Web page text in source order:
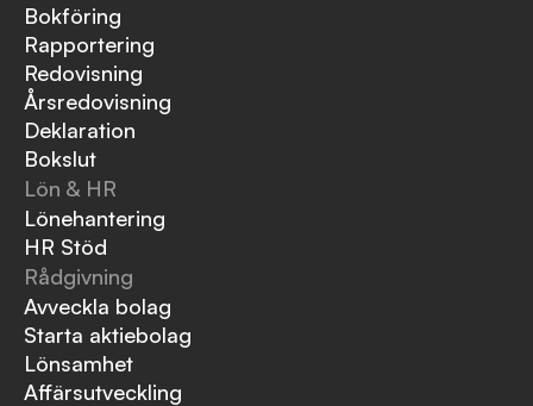
Bokföring
Rapportering
Redovisning
Årsredovisning
Deklaration
Bokslut
Lön & HR
Lönehantering
HR Stöd
Rådgivning
Avveckla bolag
Starta aktiebolag
Lönsamhet
Affärsutveckling